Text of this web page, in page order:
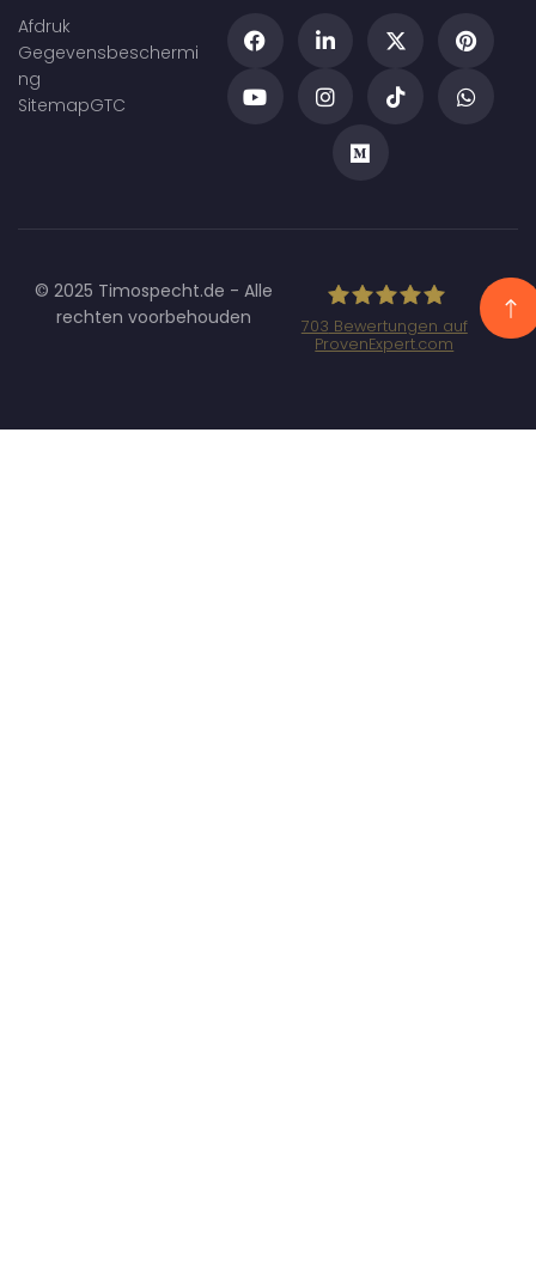
Afdruk
Gegevensbeschermi
ng
SitemapGTC
© 2025 Timospecht.de - Alle
rechten voorbehouden
Marketing GmbH
703 Bewertungen auf
ProvenExpert.com